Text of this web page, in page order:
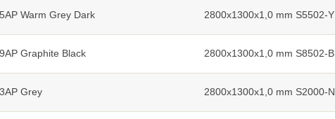
Warm Grey Dark 2800x1300x1,0 mm S5502-Y
Graphite Black 2800x1300x1,0 mm S8502-B
Grey 2800x1300x1,0 mm S2000-N